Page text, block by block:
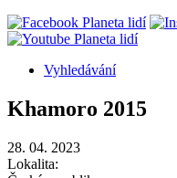
navigace
Vyhledávání
Khamoro 2015
28. 04. 2023
Lokalita: